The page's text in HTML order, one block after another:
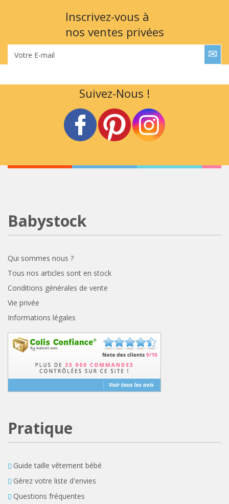
Inscrivez-vous à
nos ventes privées
Votre E-mail
Suivez-Nous !
Babystock
Qui sommes nous ?
Tous nos articles sont en stock
Conditions générales de vente
Vie privée
Informations légales
Pratique
Guide taille vêtement bébé
Gérez votre liste d'envies
Questions fréquentes